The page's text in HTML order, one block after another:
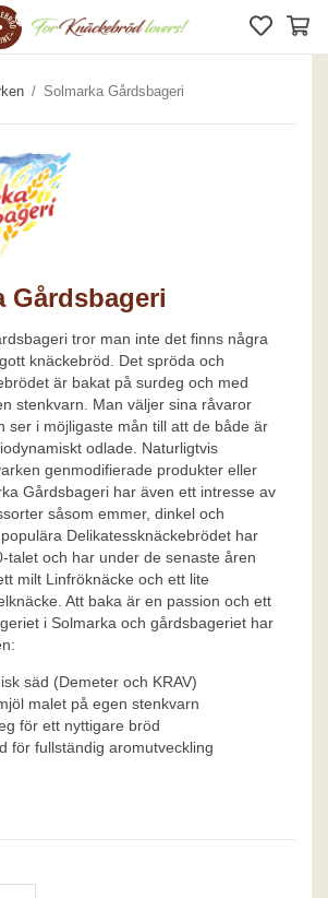
/ Solmarka Gårdsbageri
Gårdsbageri
tror man inte det finns några
knäckebröd. Det spröda och
är bakat på surdeg och med
stenkvarn. Man väljer sina råvaror
ser i möjligaste mån till att de både är
odlade. Naturligtvis
genmodifierade produkter eller
Gårdsbageri har även ett intresse av
såsom emmer, dinkel och
Delikatessknäckebrödet har
talet och har under de senaste åren
milt Linfröknäcke och ett lite
Att baka är en passion och ett
i Solmarka och gårdsbageriet har
säd (Demeter och KRAV)
malet på egen stenkvarn
för ett nyttigare bröd
för fullständig aromutveckling